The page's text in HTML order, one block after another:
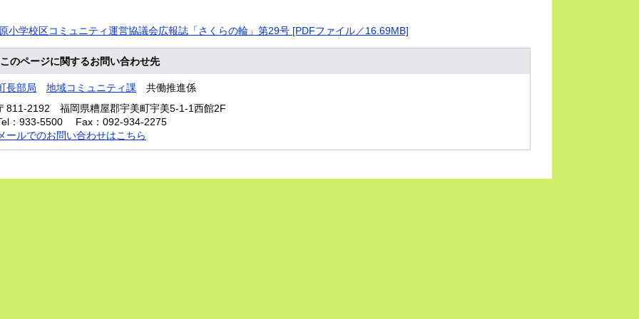
小学校区コミュニティ運営協議会広報誌「さくらの輪」第29号 [PDFファイル／16.69MB]
このページに関するお問い合わせ先
長部局 地域コミュニティ課
共働推進係
811-2192
福岡県糟屋郡宇美町宇美5-1-1西館2F
：933-5500
Fax：092-934-2275
ールでのお問い合わせはこちら